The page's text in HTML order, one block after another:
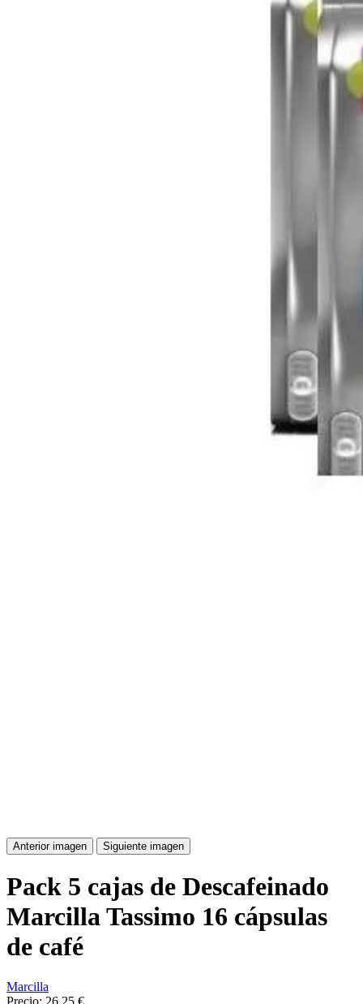
Anterior imagen Siguiente imagen
Pack 5 cajas de Descafeinado
Marcilla Tassimo 16 cápsulas
de café
Marcilla
Precio: 26,25 €